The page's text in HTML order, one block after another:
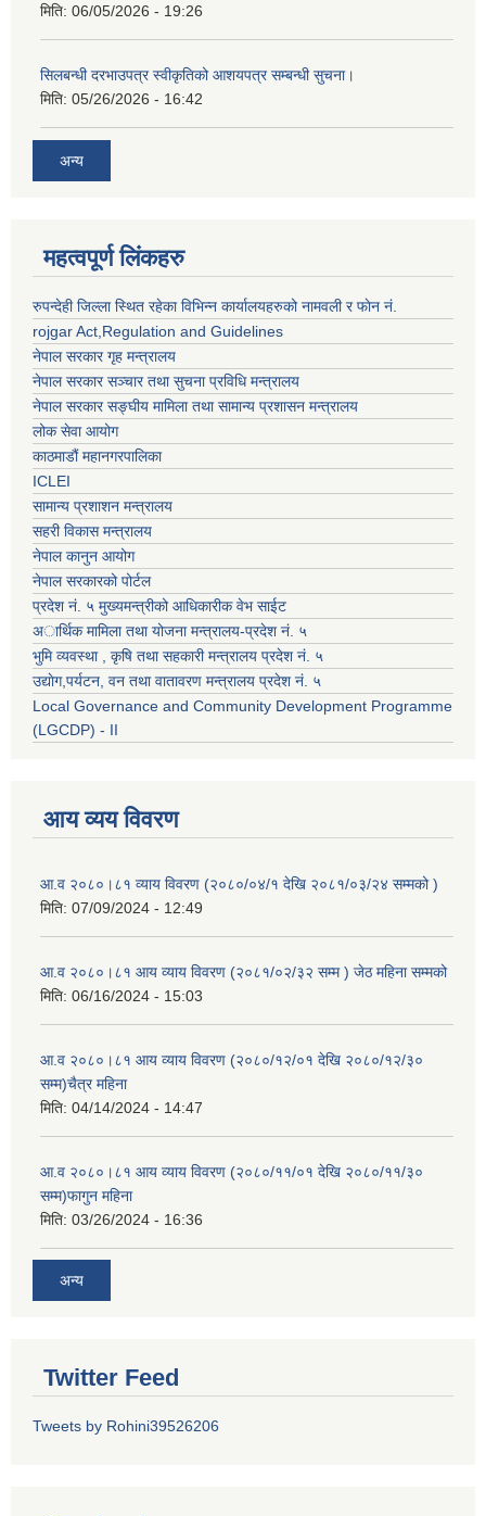
मिति: 06/05/2026 - 19:26
सिलबन्धी दरभाउपत्र स्वीकृतिको आशयपत्र सम्बन्धी सुचना।
मिति: 05/26/2026 - 16:42
अन्य
महत्वपूर्ण लिंकहरु
रुपन्देही जिल्ला स्थित रहेका विभिन्न कार्यालयहरुको नामवली र फाेन न‌ं.
rojgar Act,Regulation and Guidelines
नेपाल सरकार गृह मन्त्रालय
नेपाल सरकार सञ्चार तथा सुचना प्रविधि मन्त्रालय
नेपाल सरकार सङ्घीय मामिला तथा सामान्य प्रशासन मन्त्रालय
लोक सेवा आयोग
काठमाडौं महानगरपालिका
ICLEI
सामान्य प्रशाशन मन्त्रालय
सहरी विकास मन्त्रालय
नेपाल कानुन आयोग
नेपाल सरकारको पोर्टल
प्रदेश नं. ५ मुख्यमन्त्रीको आधिकारीक वेभ साईट
अार्थिक मामिला तथा योजना मन्त्रालय-प्रदेश नं. ५
भुमि व्यवस्था , कृषि तथा सहकारी मन्त्रालय प्रदेश नं. ५
उद्याेग,पर्यटन, वन तथा वातावरण मन्त्रालय प्रदेश नं. ५
Local Governance and Community Development Programme
(LGCDP) - II
आय व्यय विवरण
आ.व २०८०।८१ व्याय विवरण (२०८०/०४/१ देखि २०८१/०३/२४ सम्मको )
मिति: 07/09/2024 - 12:49
आ.व २०८०।८१ आय व्याय विवरण (२०८१/०२/३२ सम्म ) जेठ महिना सम्मको
मिति: 06/16/2024 - 15:03
आ.व २०८०।८१ आय व्याय विवरण (२०८०/१२/०१ देखि २०८०/१२/३०
सम्म)चैत्र महिना
मिति: 04/14/2024 - 14:47
आ.व २०८०।८१ आय व्याय विवरण (२०८०/११/०१ देखि २०८०/११/३०
सम्म)फागुन महिना
मिति: 03/26/2024 - 16:36
अन्य
Twitter Feed
Tweets by Rohini39526206